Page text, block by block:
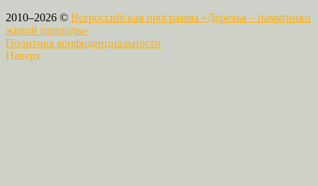
2010–2026 © Всероссийская программа «Деревья – памятники
живой природы»
Политика конфиденциальности
Наверх